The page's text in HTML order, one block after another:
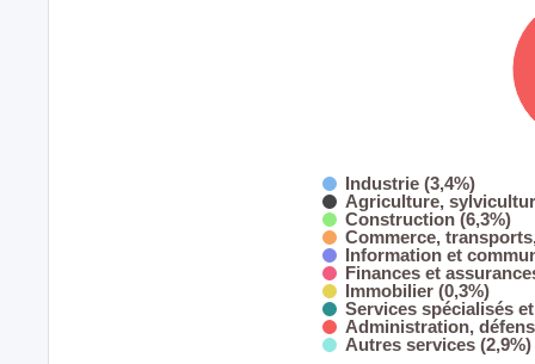
Industrie (3,4%)
Agriculture,
Construction (6,3%)
Commerce,
Information et
Finances et
Immobilier (0,3%)
Services spécialisés
Administration,
Autres services (2,9%)